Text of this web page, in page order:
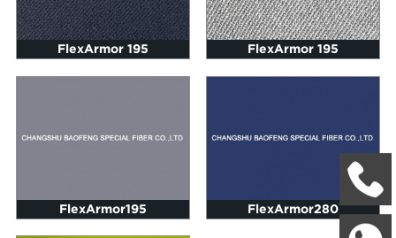
FlexArmor 195 FlexArmor 195
FlexArmor195 FlexArmor280